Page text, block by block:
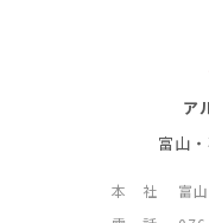
ア
富山
本 社
富